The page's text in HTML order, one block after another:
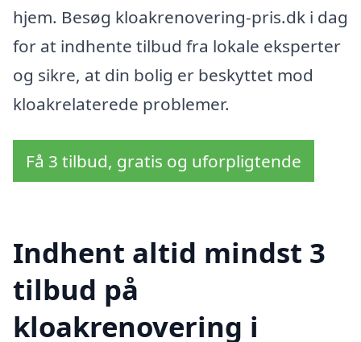
hjem. Besøg kloakrenovering-pris.dk i dag
for at indhente tilbud fra lokale eksperter
og sikre, at din bolig er beskyttet mod
kloakrelaterede problemer.
Få 3 tilbud, gratis og uforpligtende
Indhent altid mindst 3
tilbud på
kloakrenovering i